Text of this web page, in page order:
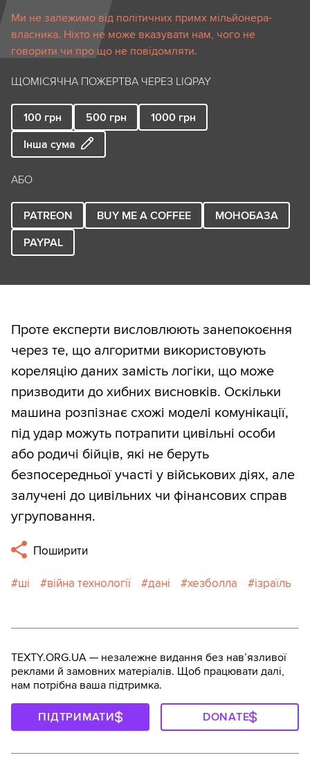
Ми не залежимо від політичних примх мільйонера-
власника. Ніхто не може вказувати нам, чого не
говорити чи про що не повідомляти.
ЩОМІСЯЧНА ПОЖЕРТВА ЧЕРЕЗ LIQPAY
100 грн 500 грн 1000 грн
Інша сума
АБО
PATREON BUY ME A COFFEE
МОНОБАЗА
PAYPAL
Проте експерти висловлюють занепокоєння
через те, що алгоритми використовують
кореляцію даних замість логіки, що може
призводити до хибних висновків. Оскільки
машина розпізнає схожі моделі комунікації,
під удар можуть потрапити цивільні особи
або родичі бійців, які не беруть
безпосередньої участі у військових діях, але
залучені до цивільних чи фінансових справ
угруповання.
Поширити
ші війна технології дані хезболла ізраїль
TEXTY.ORG.UA — незалежне видання без навʼязливої
реклами й замовних матеріалів. Щоб працювати далі,
нам потрібна ваша підтримка.
ПІДТРИМАТИ DONATE